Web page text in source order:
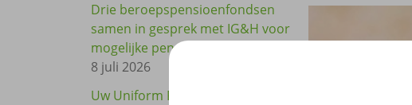
Drie beroepspensioenfondsen
samen in gesprek met IG&H voor
mogelijke pensioenuitvoering
8 juli 2026
Uw Uniform Pensioenoverzicht